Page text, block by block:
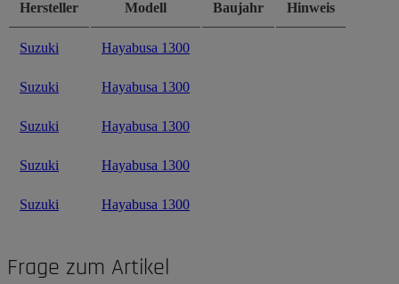
Hersteller Modell Baujahr Hinweis
Suzuki Hayabusa 1300
Suzuki Hayabusa 1300
Suzuki Hayabusa 1300
Suzuki Hayabusa 1300
Suzuki Hayabusa 1300
Frage zum Artikel